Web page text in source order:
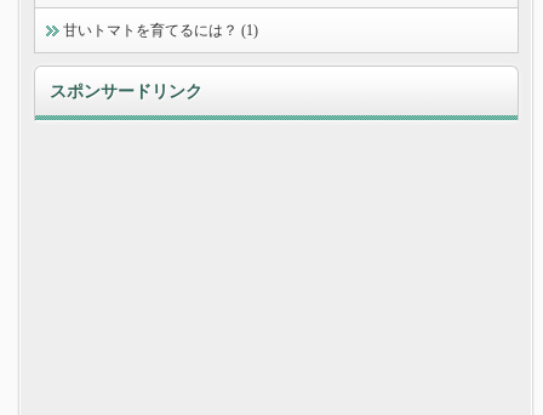
甘いトマトを育てるには？ (1)
スポンサードリンク